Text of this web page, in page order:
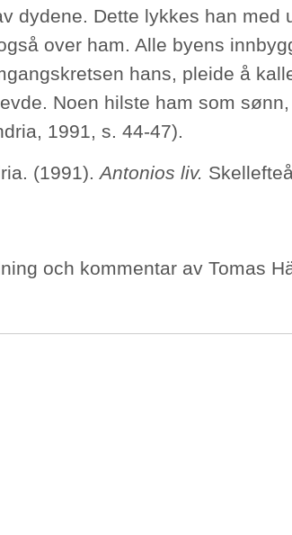
dydene. Dette lykkes han med
over ham. Alle byens
hans, pleide å
Noen hilste ham som
1991, s. 44-47).
(1991). Antonios liv.
och kommentar av Tomas